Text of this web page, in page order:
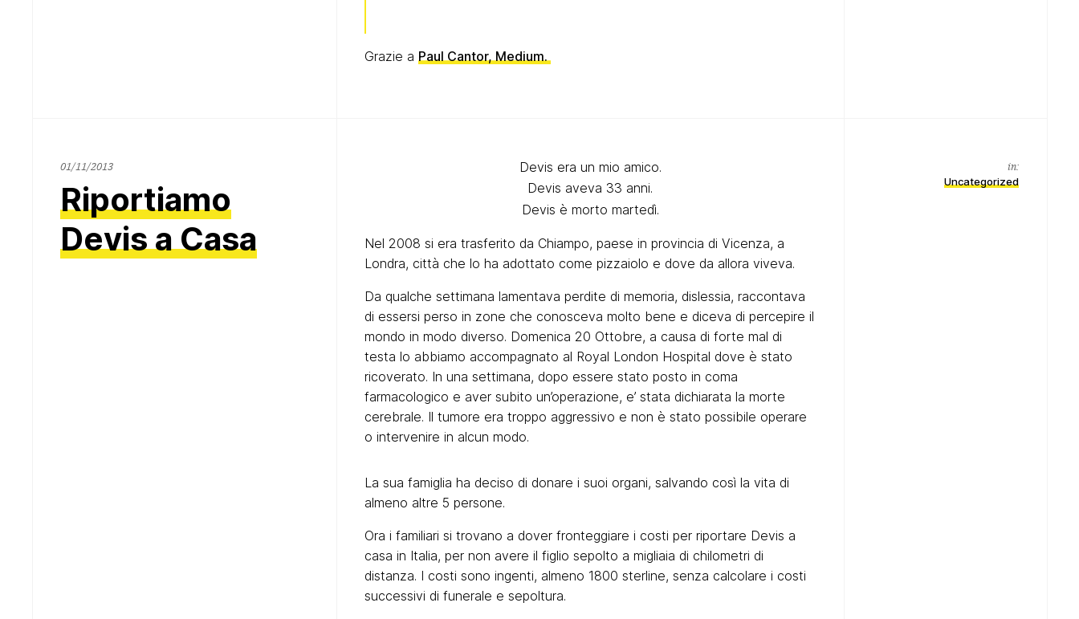
Grazie aPaul Cantor, Medium.
01/11/201302/11/2013
Riportiamo
Devis a Casa
Devis era un mio amico.
Devis aveva 33 anni.
Devis è morto martedì.
Nel 2008 si era trasferito da Chiampo, paese in provincia di Vicenza, a
Londra, città che lo ha adottato come pizzaiolo e dove da allora viveva.
Da qualche settimana lamentava perdite di memoria, dislessia, raccontava
di essersi perso in zone che conosceva molto bene e diceva di percepire il
mondo in modo diverso. Domenica 20 Ottobre, a causa di forte mal di
testa lo abbiamo accompagnato al Royal London Hospital dove è stato
ricoverato. In una settimana, dopo essere stato posto in coma
farmacologico e aver subito un’operazione, e’ stata dichiarata la morte
cerebrale. Il tumore era troppo aggressivo e non è stato possibile operare
o intervenire in alcun modo.
La sua famiglia ha deciso di donare i suoi organi, salvando così la vita di
almeno altre 5 persone.
Ora i familiari si trovano a dover fronteggiare i costi per riportare Devis a
casa in Italia, per non avere il figlio sepolto a migliaia di chilometri di
distanza. I costi sono ingenti, almeno 1800 sterline, senza calcolare i costi
successivi di funerale e sepoltura.
in:
Uncategorized